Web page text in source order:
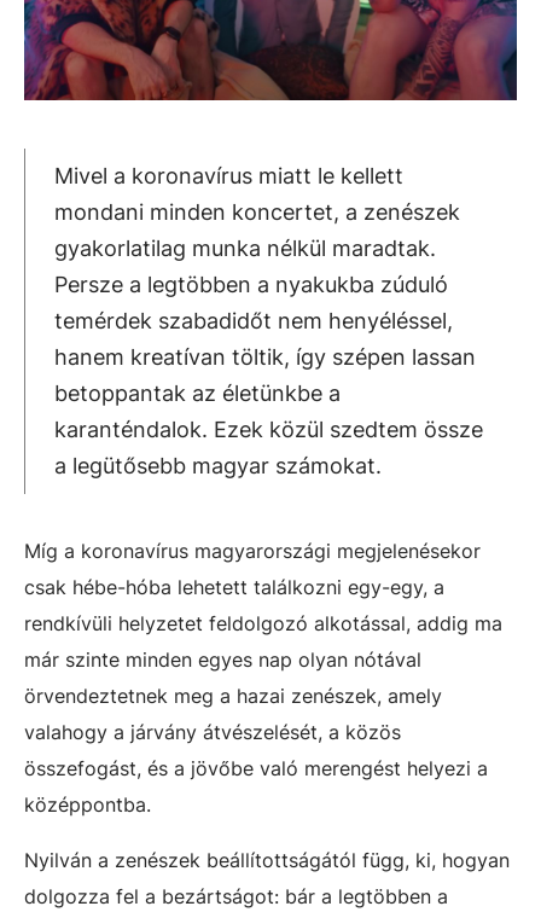
Mivel a koronavírus miatt le kellett
mondani minden koncertet, a zenészek
gyakorlatilag munka nélkül maradtak.
Persze a legtöbben a nyakukba zúduló
temérdek szabadidőt nem henyéléssel,
hanem kreatívan töltik, így szépen lassan
betoppantak az életünkbe a
karanténdalok. Ezek közül szedtem össze
a legütősebb magyar számokat.
Míg a koronavírus magyarországi megjelenésekor
csak hébe-hóba lehetett találkozni egy-egy, a
rendkívüli helyzetet feldolgozó alkotással, addig ma
már szinte minden egyes nap olyan nótával
örvendeztetnek meg a hazai zenészek, amely
valahogy a járvány átvészelését, a közös
összefogást, és a jövőbe való merengést helyezi a
középpontba.
Nyilván a zenészek beállítottságától függ, ki, hogyan
dolgozza fel a bezártságot: bár a legtöbben a